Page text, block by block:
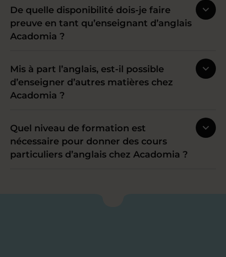
De quelle disponibilité dois-je faire
preuve en tant qu’enseignant d’anglais
Acadomia ?
Mis à part l’anglais, est-il possible
d’enseigner d’autres matières chez
Acadomia ?
Quel niveau de formation est
nécessaire pour donner des cours
particuliers d’anglais chez Acadomia ?